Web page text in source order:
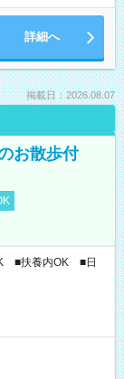
詳細へ
掲載日：2026.08.07
お散歩付
■扶養内OK ■日